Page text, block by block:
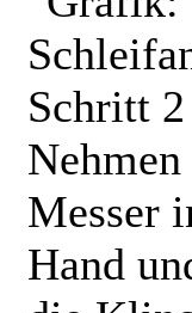
Messer
Hand